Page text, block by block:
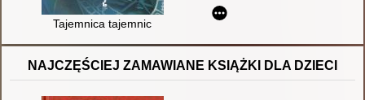
Tajemnica tajemnic
NAJCZĘŚCIEJ ZAMAWIANE KSIĄŻKI DLA DZIECI